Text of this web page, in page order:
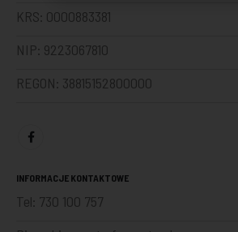
KRS: 0000883381
NIP: 9223067810
REGON: 38815152800000
INFORMACJE KONTAKTOWE
Tel: 730 100 757